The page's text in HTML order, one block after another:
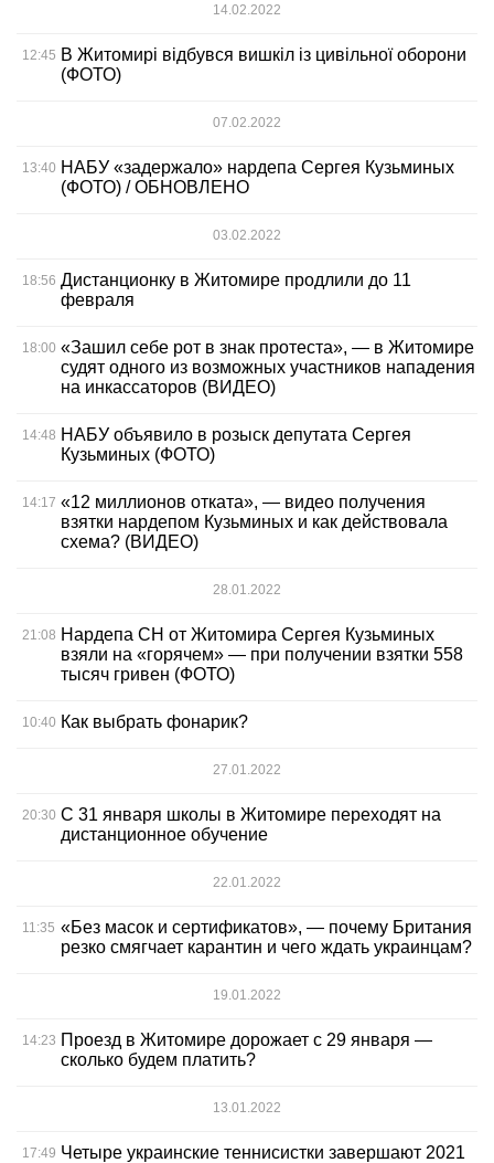
14.02.2022
12:45 В Житомирі відбувся вишкіл із цивільної оборони
(ФОТО)
07.02.2022
13:40 НАБУ «задержало» нардепа Сергея Кузьминых
(ФОТО) / ОБНОВЛЕНО
03.02.2022
18:56 Дистанционку в Житомире продлили до 11
февраля
18:00 «Зашил себе рот в знак протеста», — в Житомире
судят одного из возможных участников нападения
на инкассаторов (ВИДЕО)
14:48 НАБУ объявило в розыск депутата Сергея
Кузьминых (ФОТО)
14:17 «12 миллионов отката», — видео получения
взятки нардепом Кузьминых и как действовала
схема? (ВИДЕО)
28.01.2022
21:08 Нардепа СН от Житомира Сергея Кузьминых
взяли на «горячем» — при получении взятки 558
тысяч гривен (ФОТО)
10:40 Как выбрать фонарик?
27.01.2022
20:30 С 31 января школы в Житомире переходят на
дистанционное обучение
22.01.2022
11:35 «Без масок и сертификатов», — почему Британия
резко смягчает карантин и чего ждать украинцам?
19.01.2022
14:23 Проезд в Житомире дорожает с 29 января —
сколько будем платить?
13.01.2022
17:49 Четыре украинские теннисистки завершают 2021